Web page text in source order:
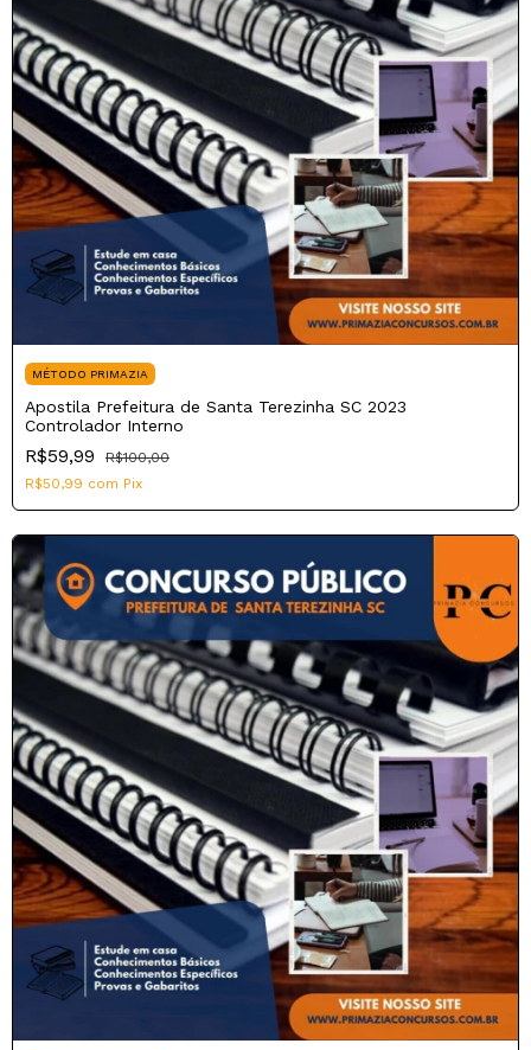
MÉTODO PRIMAZIA
Apostila Prefeitura de Santa Terezinha SC 2023
Controlador Interno
R$59,99
R$100,00
R$50,99 com Pix